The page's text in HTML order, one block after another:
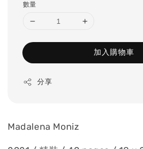
數量
加入購物車
分享
Madalena Moniz